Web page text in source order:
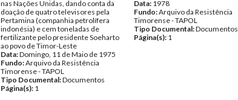
nas Nações Unidas, dando conta da
doação de quatro televisores pela
Pertamina (companhia petrolífera
indonésia) e cem toneladas de
fertilizante pelo presidente Soeharto
ao povo de Timor-Leste
Data:Domingo, 11 de Maio de 1975
Fundo:Arquivo da Resistência
Timorense - TAPOL
Tipo Documental:Documentos
Página(s): 1
Data: 1978
Fundo:Arquivo da Resistência
Timorense - TAPOL
Tipo Documental:Documentos
Página(s): 1